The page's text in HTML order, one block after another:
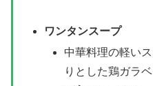
ワンタンスープ
中華料理の軽い
りとした鶏ガラ